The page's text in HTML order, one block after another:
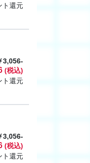
ト還元
3,056-
(税込)
ト還元
3,056-
(税込)
ト還元